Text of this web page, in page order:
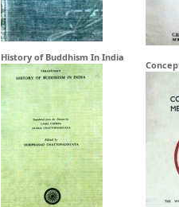
History of Buddhism In India